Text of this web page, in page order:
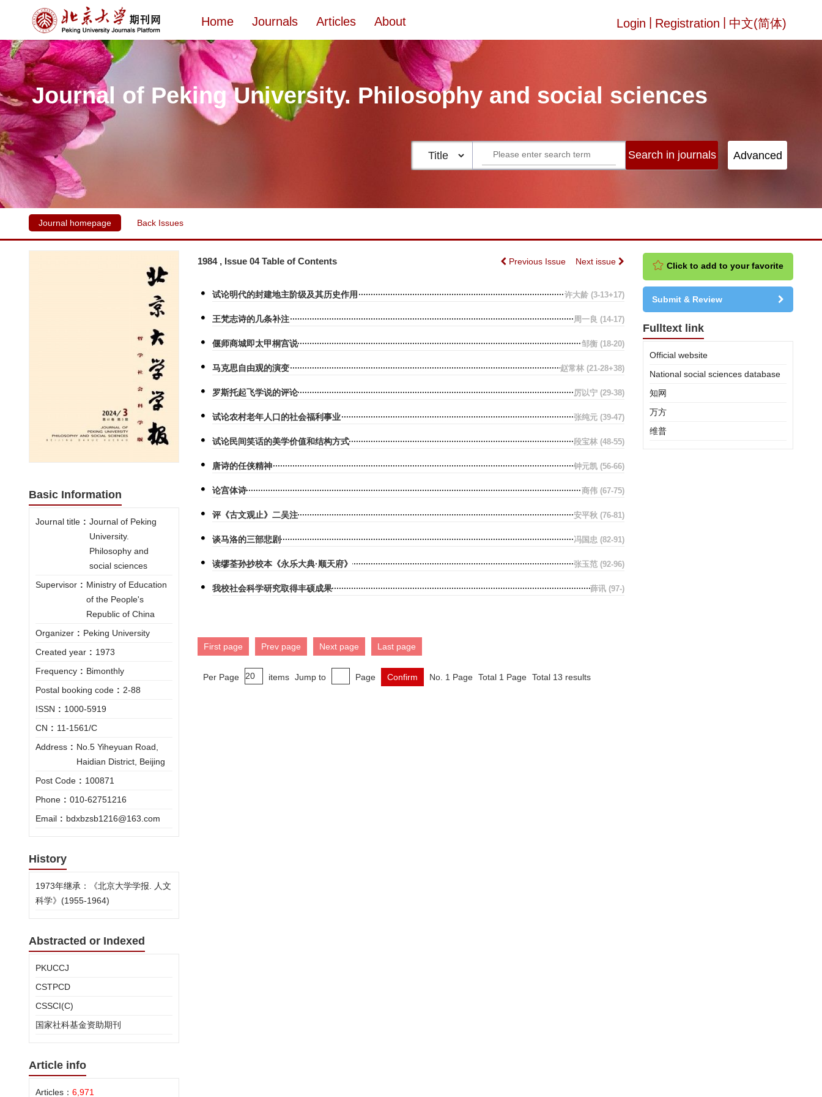
Login Registration 中文(简体)
Home Journals Articles About
Journal of Peking University. Philosophy and social sciences
Journal homepage Back Issues
Basic Information
Journal title : Journal of Peking
University.
Philosophy and
social sciences
Supervisor : Ministry of Education
of the People's
Republic of China
Organizer : Peking University
Created year : 1973
Frequency : Bimonthly
Postal booking code : 2-88
ISSN : 1000-5919
CN : 11-1561/C
Address : No.5 Yiheyuan Road,
Haidian District, Beijing
Post Code : 100871
Phone : 010-62751216
Email : bdxbzsb1216@163.com
History
1973年继承：《北京大学学报. 人文
科学》(1955-1964)
Abstracted or Indexed
PKUCCJ
CSTPCD
CSSCI(C)
国家社科基金资助期刊
Article info
Articles： 6,971
1984 , Issue 04 Table of Contents Previous Issue Next issue
试论明代的封建地主阶级及其历史作用 许大龄 (3-13+17)
王梵志诗的几条补注 周一良 (14-17)
偃师商城即太甲桐宫说 邹衡 (18-20)
马克思自由观的演变 赵常林 (21-28+38)
罗斯托起飞学说的评论 厉以宁 (29-38)
试论农村老年人口的社会福利事业 张纯元 (39-47)
试论民间笑话的美学价值和结构方式 段宝林 (48-55)
唐诗的任侠精神 钟元凯 (56-66)
论宫体诗 商伟 (67-75)
评《古文观止》二吴注 安平秋 (76-81)
谈马洛的三部悲剧 冯国忠 (82-91)
读缪荃孙抄校本《永乐大典·顺天府》 张玉范 (92-96)
我校社会科学研究取得丰硕成果 薛讯 (97-)
First page Prev page Next page Last page
Per Page items Jump to Page Confirm No. 1 Page Total 1 Page Total 13 results
Click to add to your favorite
Submit & Review
Fulltext link
Official website
National social sciences database
知网
万方
维普